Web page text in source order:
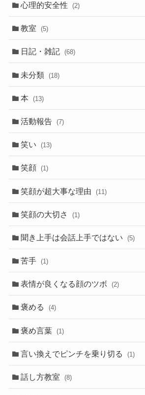
心理的安全性 (2)
教室 (5)
日記・雑記 (68)
未分類 (18)
本 (13)
活動報告 (7)
笑い (13)
笑顔 (1)
笑顔が超大事な理由 (11)
笑顔の大切さ (1)
聞き上手は会話上手ではない (5)
苦手 (1)
表情が良くなる顔のツボ (2)
褒める (4)
褒め言葉 (1)
言い換えでピンチを乗り切る (1)
話し方教室 (8)